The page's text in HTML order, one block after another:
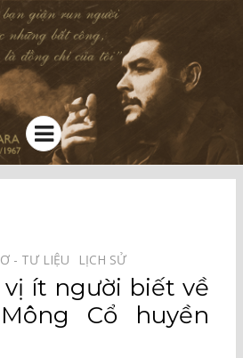
Menu
- TƯ LIỆU⠀ LỊCH SỬ⠀
ít người biết về
Cổ huyền